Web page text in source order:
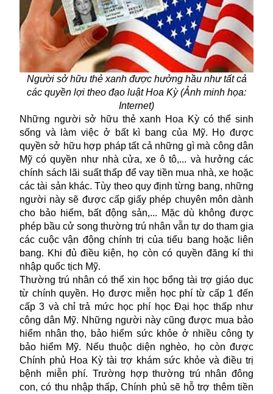
Người sở hữu thẻ xanh được hưởng hầu như tất cả
các quyền lợi theo đạo luật Hoa Kỳ (Ảnh minh họa:
Internet)
Những người sở hữu thẻ xanh Hoa Kỳ có thể sinh
sống và làm việc ở bất kì bang của Mỹ. Họ được
quyền sở hữu hợp pháp tất cả những gì mà công dân
Mỹ có quyền như nhà cửa, xe ô tô,... và hưởng các
chính sách lãi suất thấp để vay tiền mua nhà, xe hoặc
các tài sản khác. Tùy theo quy định từng bang, những
người này sẽ được cấp giấy phép chuyên môn dành
cho bảo hiểm, bất động sản,... Mặc dù không được
phép bầu cử song thường trú nhân vẫn tự do tham gia
các cuộc vận động chính trị của tiểu bang hoặc liên
bang. Khi đủ điều kiện, họ còn có quyền đăng kí thi
nhập quốc tịch Mỹ.
Thường trú nhân có thể xin học bổng tài trợ giáo dục
từ chính quyền. Họ được miễn học phí từ cấp 1 đến
cấp 3 và chỉ trả mức học phí học Đại học thấp như
công dân Mỹ. Những người này cũng được mua bảo
hiểm nhân thọ, bảo hiểm sức khỏe ở nhiều công ty
bảo hiểm Mỹ. Nếu thuộc diện nghèo, họ còn được
Chính phủ Hoa Kỳ tài trợ khám sức khỏe và điều trị
bệnh miễn phí. Trường hợp thường trú nhân đông
con, có thu nhập thấp, Chính phủ sẽ hỗ trợ thêm tiền